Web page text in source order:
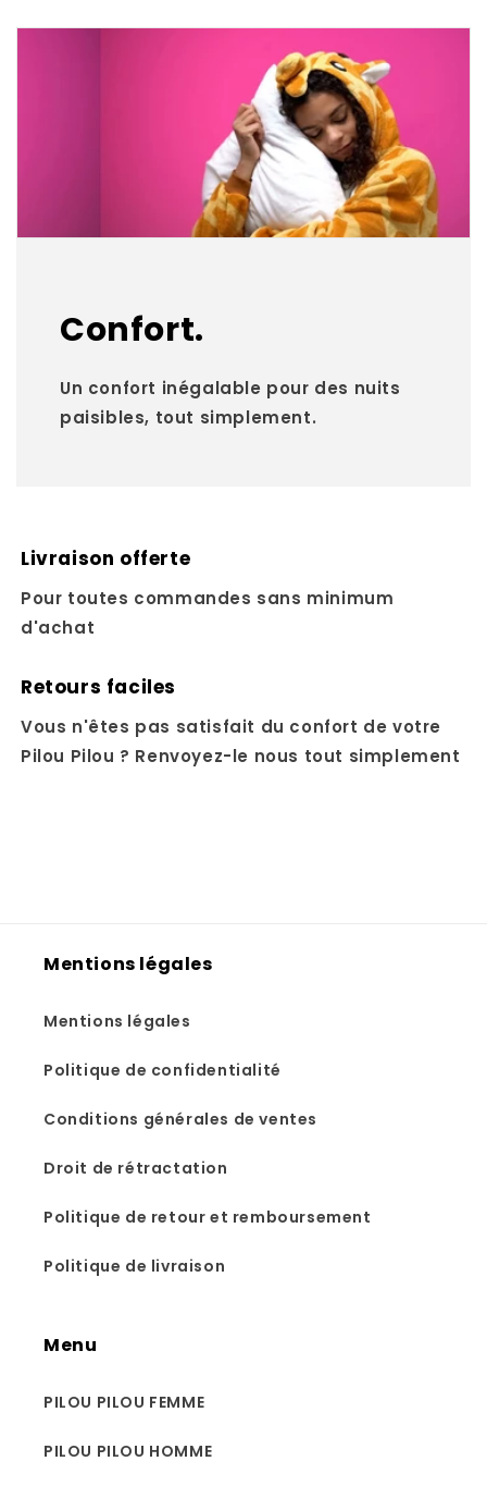
Confort.
Un confort inégalable pour des nuits
paisibles, tout simplement.
Livraison offerte
Pour toutes commandes sans minimum
d'achat
Retours faciles
Vous n'êtes pas satisfait du confort de votre
Pilou Pilou ? Renvoyez-le nous tout simplement
Mentions légales
Mentions légales
Politique de confidentialité
Conditions générales de ventes
Droit de rétractation
Politique de retour et remboursement
Politique de livraison
Menu
PILOU PILOU FEMME
PILOU PILOU HOMME